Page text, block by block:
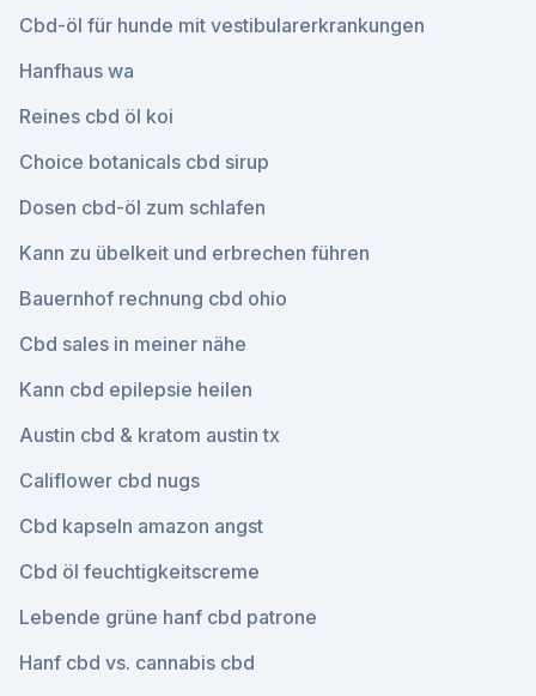
Cbd-öl für hunde mit vestibularerkrankungen
Hanfhaus wa
Reines cbd öl koi
Choice botanicals cbd sirup
Dosen cbd-öl zum schlafen
Kann zu übelkeit und erbrechen führen
Bauernhof rechnung cbd ohio
Cbd sales in meiner nähe
Kann cbd epilepsie heilen
Austin cbd & kratom austin tx
Califlower cbd nugs
Cbd kapseln amazon angst
Cbd öl feuchtigkeitscreme
Lebende grüne hanf cbd patrone
Hanf cbd vs. cannabis cbd